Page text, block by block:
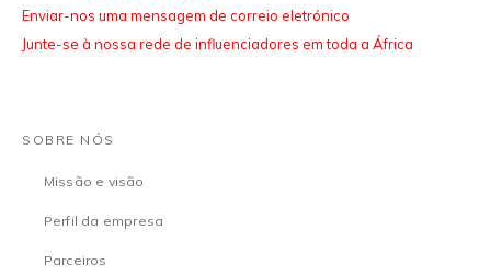
Enviar-nos uma mensagem de correio eletrónico
Junte-se à nossa rede de influenciadores em toda a África
SOBRE NÓS
Missão e visão
Perfil da empresa
Parceiros